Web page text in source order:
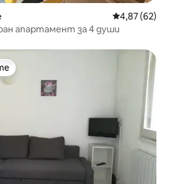
Средна
4,87 (62)
апартамент за 4 души
на гостите